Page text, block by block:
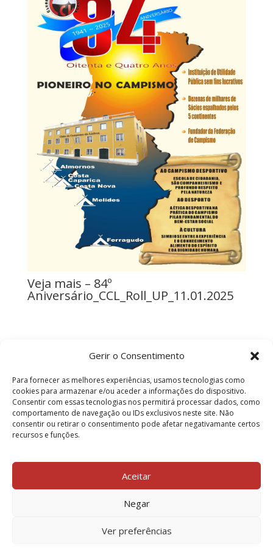
Gerir o Consentimento
Para fornecer as melhores experiências, usamos tecnologias como
cookies para armazenar e/ou aceder a informações do dispositivo.
Consentir com essas tecnologias nos permitirá processar dados, como
comportamento de navegação ou IDs exclusivos neste site. Não
consentir ou retirar o consentimento pode afetar negativamante certos
recursos e funções.
Aceitar
Negar
Ver preferências
Veja mais – 84º
Aniversário_CCL_Roll_UP_11.01.2025
Programa - 84º Aniversário_CCL